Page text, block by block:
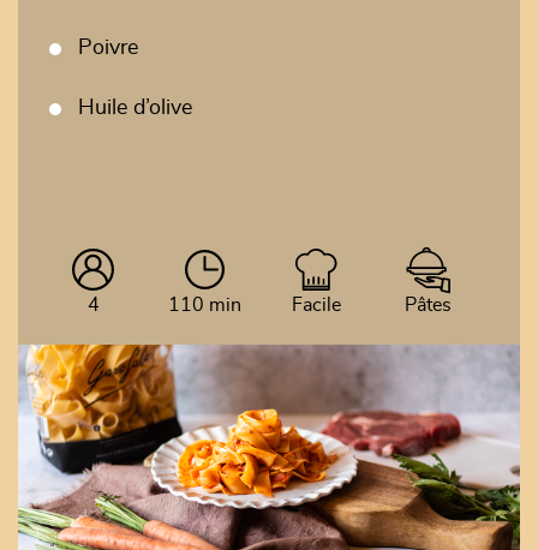
Poivre
Huile d’olive
4 110 min Facile Pâtes